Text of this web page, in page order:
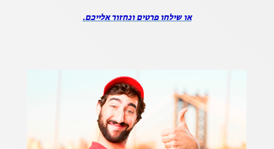
או שילחו פרטים ונחזור אלייכם.